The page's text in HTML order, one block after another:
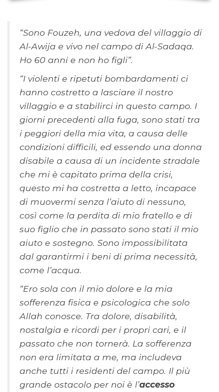
“Sono Fouzeh, una vedova del villaggio di
Al-Awija e vivo nel campo di Al-Sadaqa.
Ho 60 anni e non ho figli”.
“I violenti e ripetuti bombardamenti ci
hanno costretto a lasciare il nostro
villaggio e a stabilirci in questo campo. I
giorni precedenti alla fuga, sono stati tra
i peggiori della mia vita, a causa delle
condizioni difficili, ed essendo una donna
disabile a causa di un incidente stradale
che mi è capitato prima della crisi,
questo mi ha costretta a letto, incapace
di muovermi senza l’aiuto di nessuno,
così come la perdita di mio fratello e di
suo figlio che in passato sono stati il ​​mio
aiuto e sostegno. Sono impossibilitata
dal garantirmi i beni di prima necessità,
come l’acqua.
“Ero sola con il mio dolore e la mia
sofferenza fisica e psicologica che solo
Allah conosce. Tra dolore, disabilità,
nostalgia e ricordi per i propri cari, e il
passato che non tornerà. La sofferenza
non era limitata a me, ma includeva
anche tutti i residenti del campo. Il più
grande ostacolo per noi è l’accesso